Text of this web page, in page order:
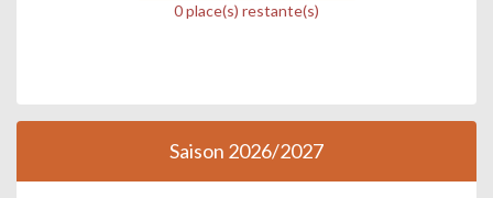
0 place(s) restante(s)
Saison 2026/2027